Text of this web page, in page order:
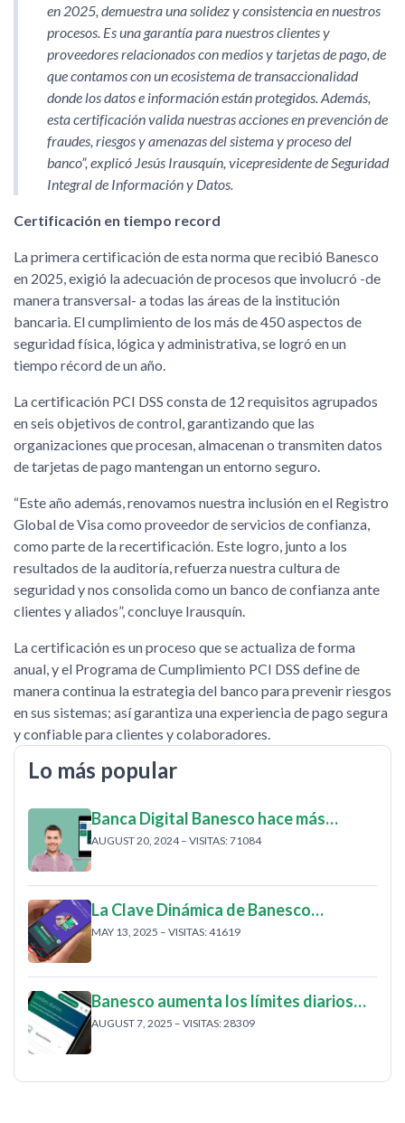
en 2025, demuestra una solidez y consistencia en nuestros
procesos. Es una garantía para nuestros clientes y
proveedores relacionados con medios y tarjetas de pago, de
que contamos con un ecosistema de transaccionalidad
donde los datos e información están protegidos. Además,
esta certificación valida nuestras acciones en prevención de
fraudes, riesgos y amenazas del sistema y proceso del
banco”, explicó Jesús Irausquín, vicepresidente de Seguridad
Integral de Información y Datos.
Certificación en tiempo record
La primera certificación de esta norma que recibió Banesco
en 2025, exigió la adecuación de procesos que involucró -de
manera transversal- a todas las áreas de la institución
bancaria. El cumplimiento de los más de 450 aspectos de
seguridad física, lógica y administrativa, se logró en un
tiempo récord de un año.
La certificación PCI DSS consta de 12 requisitos agrupados
en seis objetivos de control, garantizando que las
organizaciones que procesan, almacenan o transmiten datos
de tarjetas de pago mantengan un entorno seguro.
“Este año además, renovamos nuestra inclusión en el Registro
Global de Visa como proveedor de servicios de confianza,
como parte de la recertificación. Este logro, junto a los
resultados de la auditoría, refuerza nuestra cultura de
seguridad y nos consolida como un banco de confianza ante
clientes y aliados”, concluye Irausquín.
La certificación es un proceso que se actualiza de forma
anual, y el Programa de Cumplimiento PCI DSS define de
manera continua la estrategia del banco para prevenir riesgos
en sus sistemas; así garantiza una experiencia de pago segura
y confiable para clientes y colaboradores.
Lo más popular
Banca Digital Banesco hace más…
AUGUST 20, 2024 – VISITAS: 71084
La Clave Dinámica de Banesco…
MAY 13, 2025 – VISITAS: 41619
Banesco aumenta los límites diarios…
AUGUST 7, 2025 – VISITAS: 28309